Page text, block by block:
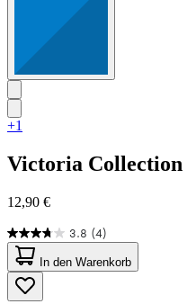
+1
Victoria Collection
12,90 €
3.8 (4)
3.8
von
5
Sternen.
In den Warenkorb